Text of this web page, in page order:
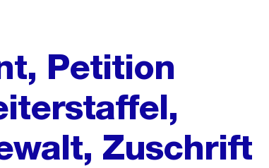
Petition
Zuschrift